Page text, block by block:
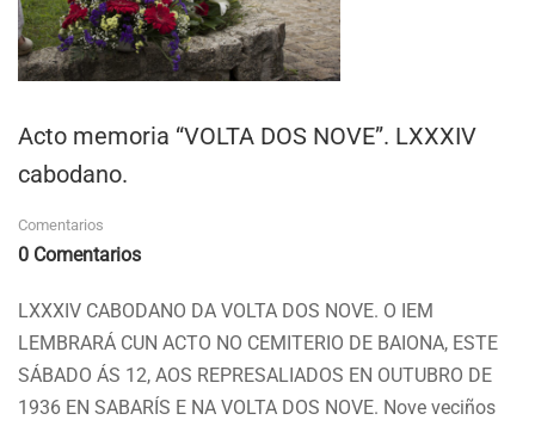
Acto memoria “VOLTA DOS NOVE”. LXXXIV
cabodano.
Comentarios
0 Comentarios
LXXXIV CABODANO DA VOLTA DOS NOVE. O IEM
LEMBRARÁ CUN ACTO NO CEMITERIO DE BAIONA, ESTE
SÁBADO ÁS 12, AOS REPRESALIADOS EN OUTUBRO DE
1936 EN SABARÍS E NA VOLTA DOS NOVE. Nove veciños